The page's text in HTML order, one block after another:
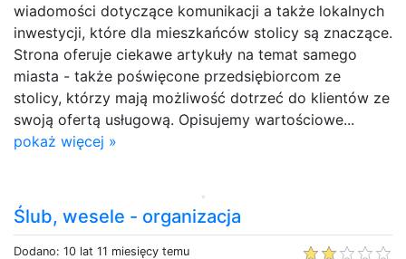
wiadomości dotyczące komunikacji a także lokalnych
inwestycji, które dla mieszkańców stolicy są znaczące.
Strona oferuje ciekawe artykuły na temat samego
miasta - także poświęcone przedsiębiorcom ze
stolicy, którzy mają możliwość dotrzeć do klientów ze
swoją ofertą usługową. Opisujemy wartościowe...
pokaż więcej »
Ślub, wesele - organizacja
Dodano: 10 lat 11 miesięcy temu